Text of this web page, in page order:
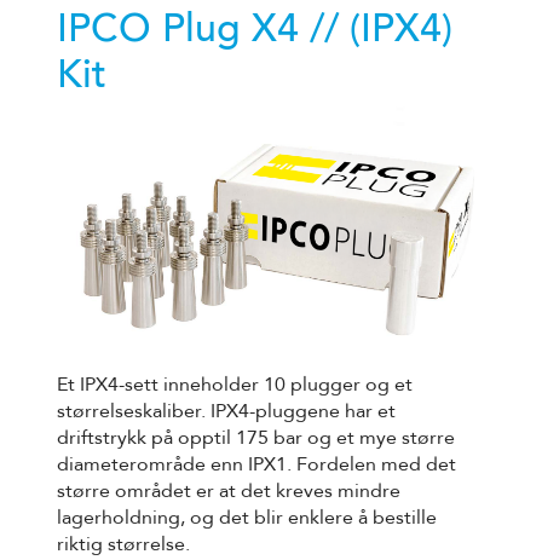
IPCO Plug X4 // (IPX4)
Kit
Et IPX4-sett inneholder 10 plugger og et
størrelseskaliber. IPX4-pluggene har et
driftstrykk på opptil 175 bar og et mye større
diameterområde enn IPX1. Fordelen med det
større området er at det kreves mindre
lagerholdning, og det blir enklere å bestille
riktig størrelse.